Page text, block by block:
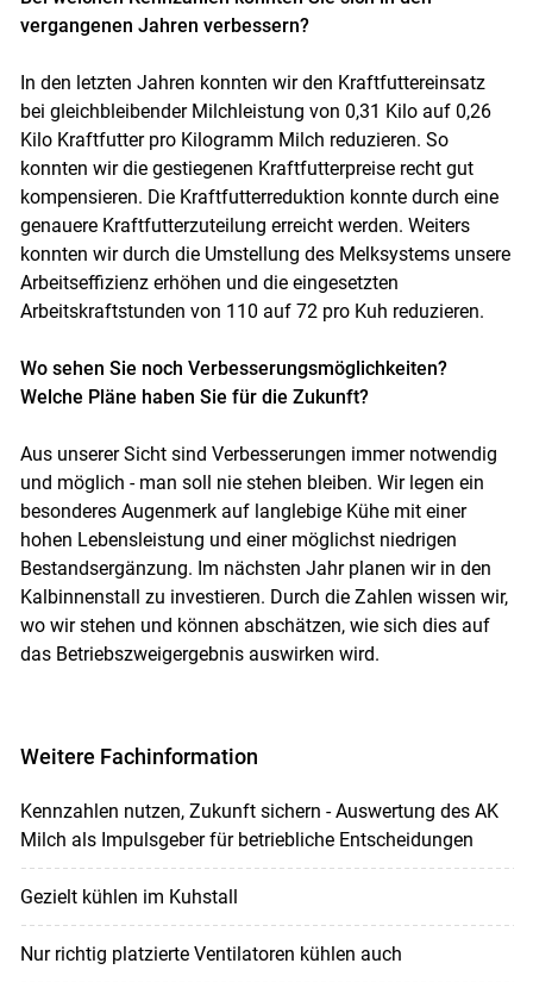
vergangenen Jahren verbessern?
In den letzten Jahren konnten wir den Kraftfuttereinsatz
bei gleichbleibender Milchleistung von 0,31 Kilo auf 0,26
Kilo Kraftfutter pro Kilogramm Milch reduzieren. So
konnten wir die gestiegenen Kraftfutterpreise recht gut
kompensieren. Die Kraftfutterreduktion konnte durch eine
genauere Kraftfutterzuteilung erreicht werden. Weiters
konnten wir durch die Umstellung des Melksystems unsere
Arbeitseffizienz erhöhen und die eingesetzten
Arbeitskraftstunden von 110 auf 72 pro Kuh reduzieren.
Wo sehen Sie noch Verbesserungsmöglichkeiten?
Welche ­Pläne haben Sie für die Zukunft?
Aus unserer Sicht sind Verbesserungen immer notwendig
und möglich - man soll nie stehen bleiben. Wir legen ein
besonderes Augenmerk auf langlebige Kühe mit einer
hohen Lebensleistung und einer möglichst niedrigen
Bestandsergänzung. Im nächsten Jahr planen wir in den
Kalbinnenstall zu investieren. Durch die Zahlen wissen wir,
wo wir stehen und können abschätzen, wie sich dies auf
das Betriebszweigergebnis auswirken wird.
Weitere Fachinformation
Kennzahlen nutzen, Zukunft sichern - Auswertung des AK
Milch als Impulsgeber für betriebliche Entscheidungen
Gezielt kühlen im Kuhstall
Nur richtig platzierte Ventilatoren kühlen auch